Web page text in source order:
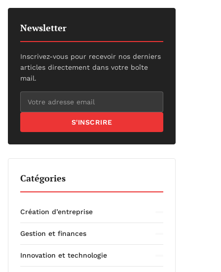
Newsletter
Inscrivez-vous pour recevoir nos derniers
articles directement dans votre boîte
mail.
S'INSCRIRE
Catégories
Création d’entreprise
Gestion et finances
Innovation et technologie